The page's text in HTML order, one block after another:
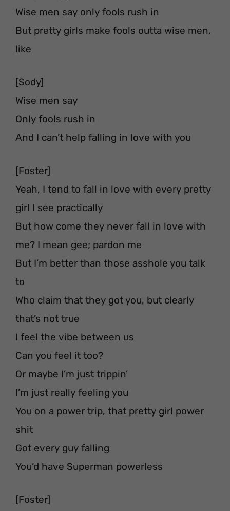
Wise men say only fools rush in
But pretty girls make fools outta wise men,
like
[Sody]
Wise men say
Only fools rush in
And I can’t help falling in love with you
[Foster]
Yeah, I tend to fall in love with every pretty
girl I see practically
But how come they never fall in love with
me? I mean gee; pardon me
But I’m better than those asshole you talk
to
Who claim that they got you, but clearly
that’s not true
I feel the vibe between us
Can you feel it too?
Or maybe I’m just trippin’
I’m just really feeling you
You on a power trip, that pretty girl power
shit
Got every guy falling
You’d have Superman powerless
[Foster]